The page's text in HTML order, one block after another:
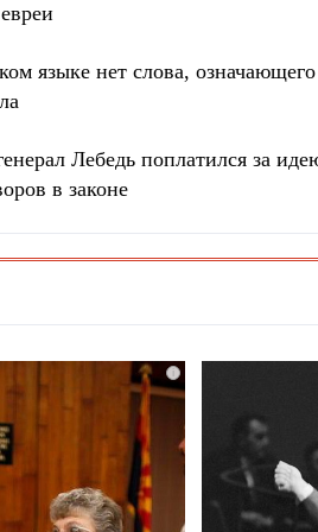
языке нет слова,
Лебедь поплатился за
в законе
i